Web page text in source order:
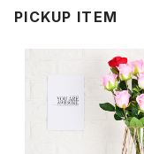
PICKUP ITEM